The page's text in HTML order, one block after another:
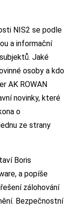
NIS2 se podle
a informační
Jaké
osoby a kdo
AK ROWAN
novinky, které
o
ze strany
Boris
a popíše
zálohování
Bezpečnostní